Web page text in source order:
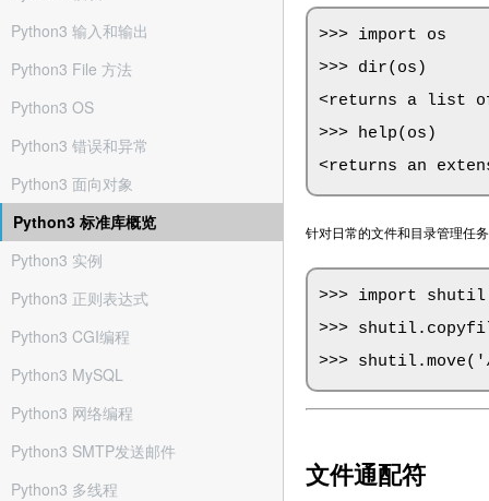
Python3 输入和输出
Python3 File 方法
Python3 OS
Python3 错误和异常
Python3 面向对象
Python3 标准库概览
Python3 实例
Python3 正则表达式
Python3 CGI编程
Python3 MySQL
Python3 网络编程
Python3 SMTP发送邮件
Python3 多线程
>>> import os
>>> dir(os)
<returns a list
>>> help(os)
<returns an
针对日常的文件和目录管理任
>>> import shutil
>>>
>>>
文件通配符